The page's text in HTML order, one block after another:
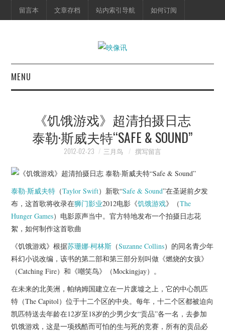
留言本 文章存档 站内索引导航 如何订阅
MENU
映像快讯
海报剧照
脱口秀
杂七杂八
美剧英剧
推荐电影
《饥饿游戏》超清拍摄日志
泰勒·斯威夫特“SAFE & SOUND”
2012-02-23 三月鸟 撰写留言
泰勒·斯威夫特 （Taylor Swift）新歌“Safe & Sound”在圣诞前夕发
布，这首歌将收录在狮门影业2012电影《饥饿游戏》（The
Hunger Games）电影原声当中。官方特地发布一个拍摄日志花
絮，如何制作这首歌曲
《饥饿游戏》根据苏珊娜·柯林斯 （Suzanne Collins）的同名青少年
科幻小说改编，该书的第二部和第三部分别叫做《燃烧的女孩》
（Catching Fire）和《嘲笑鸟》（Mockingjay）。
在未来的北美洲，帕纳姆国建立在一片废墟之上，它的中心凯匹
特（The Capitol）位于十二个区的中央。每年，十二个区都被迫向
凯匹特送去年龄在12岁至18岁的少男少女“贡品”各一名，去参加
饥饿游戏，这是一项残酷而可怕的生与死的竞赛，所有的贡品必